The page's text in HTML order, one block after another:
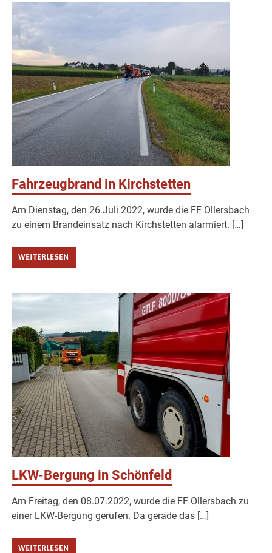
Fahrzeugbrand in Kirchstetten
Am Dienstag, den 26.Juli 2022, wurde die FF Ollersbach
zu einem Brandeinsatz nach Kirchstetten alarmiert. […]
WEITERLESEN
LKW-Bergung in Schönfeld
Am Freitag, den 08.07.2022, wurde die FF Ollersbach zu
einer LKW-Bergung gerufen. Da gerade das […]
WEITERLESEN